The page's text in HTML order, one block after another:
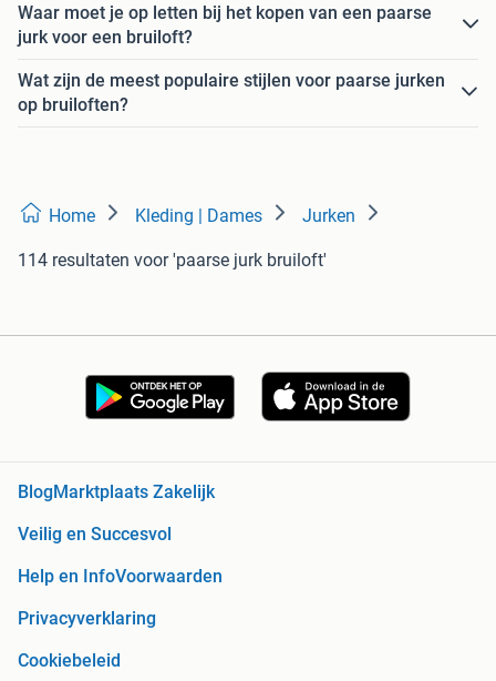
Waar moet je op letten bij het kopen van een paarse
jurk voor een bruiloft?
Wat zijn de meest populaire stijlen voor paarse jurken
op bruiloften?
Home Kleding | Dames Jurken
114 resultaten voor 'paarse jurk bruiloft'
BlogMarktplaats Zakelijk
Veilig en Succesvol
Help en InfoVoorwaarden
Privacyverklaring
Cookiebeleid